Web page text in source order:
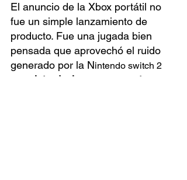
El anuncio de la Xbox portátil no
fue un simple lanzamiento de
producto. Fue una jugada bien
pensada que aprovechó el ruido
generado por la Nintendo switch 2
introducir una propuesta